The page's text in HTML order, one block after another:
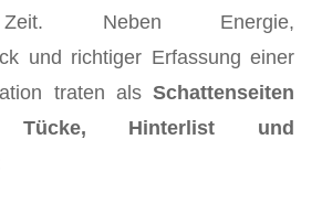
Neben Energie,
und richtiger Erfassung einer
traten als Schattenseiten
Tücke, Hinterlist und